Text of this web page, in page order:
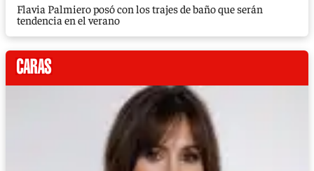
Flavia Palmiero posó con los trajes de baño que serán
tendencia en el verano